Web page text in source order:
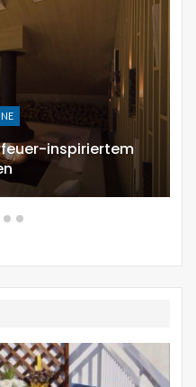
zu…